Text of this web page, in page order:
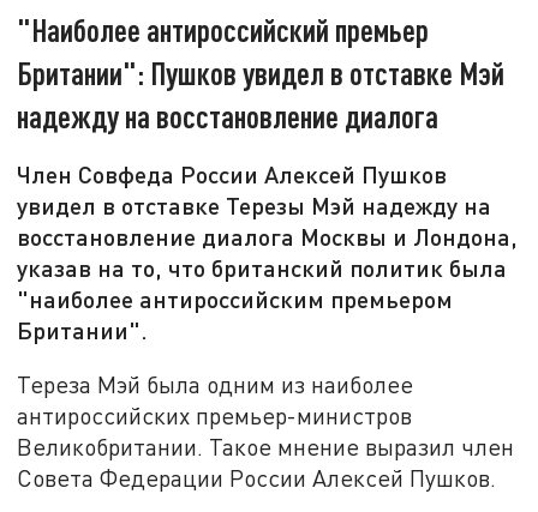
"Наиболее антироссийский премьер
Британии": Пушков увидел в отставке Мэй
надежду на восстановление диалога
Член Совфеда России Алексей Пушков
увидел в отставке Терезы Мэй надежду на
восстановление диалога Москвы и Лондона,
указав на то, что британский политик была
"наиболее антироссийским премьером
Британии".
Тереза Мэй была одним из наиболее
антироссийских премьер-министров
Великобритании. Такое мнение выразил член
Совета Федерации России Алексей Пушков.